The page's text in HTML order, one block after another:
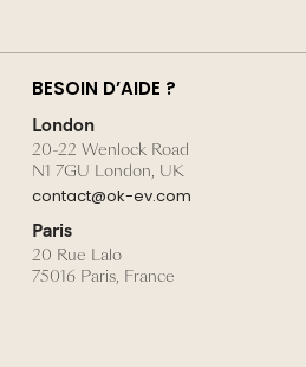
BESOIN D’AIDE ?
London
20-22 Wenlock Road
N1 7GU London, UK
contact@ok-ev.com
Paris
20 Rue Lalo
75016 Paris, France